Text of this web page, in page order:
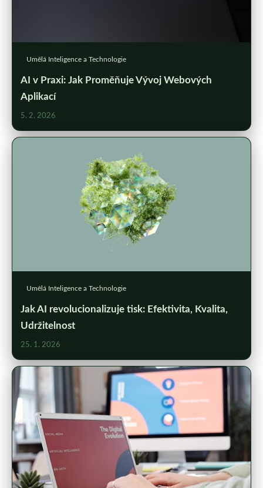
Umělá Inteligence a Technologie
AI v Praxi: Jak Proměňuje Vývoj Webových
Aplikací
5. 2. 2026
Umělá Inteligence a Technologie
Jak AI revolucionalizuje tisk: Efektivita, Kvalita,
Udržitelnost
25. 1. 2026